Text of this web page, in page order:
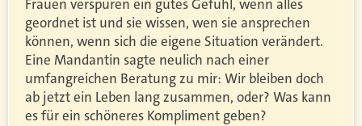
Frauen verspüren ein gutes Gefühl, wenn alles
geordnet ist und sie wissen, wen sie ansprechen
können, wenn sich die eigene Situation verändert.
Eine Mandantin sagte neulich nach einer
umfangreichen Beratung zu mir: Wir bleiben doch
ab jetzt ein Leben lang zusammen, oder? Was kann
es für ein schöneres Kompliment geben?